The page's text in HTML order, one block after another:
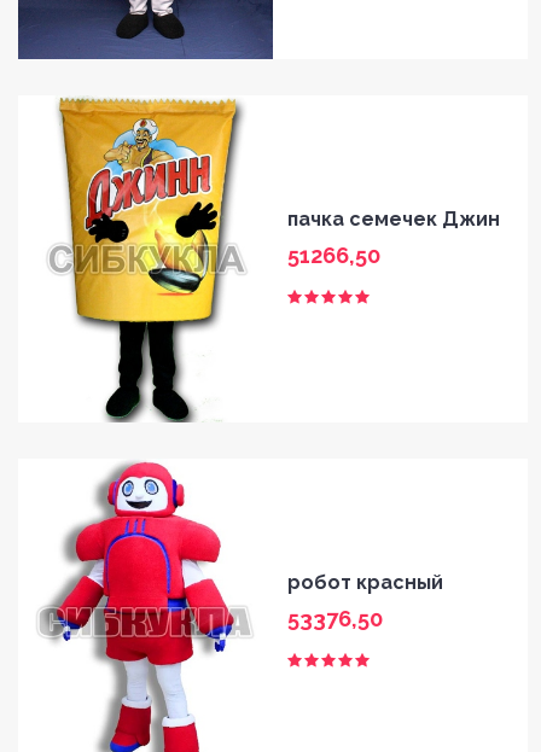
пачка семечек Джин
51266,50
робот красный
53376,50